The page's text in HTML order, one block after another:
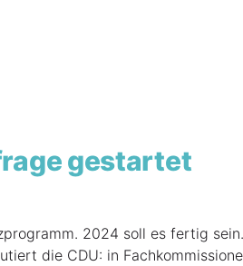
gestartet
2024 soll es fer­tig
die CDU: in